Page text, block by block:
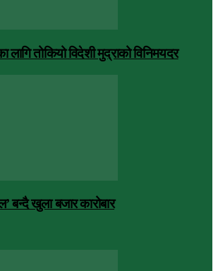
लागि तोकियो विदेशी मुद्राको विनिमयदर
बन्दै खुला बजार कारोबार